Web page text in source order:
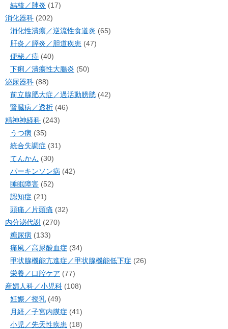
結核／肺炎 (17)
消化器科 (202)
消化性潰瘍／逆流性食道炎 (65)
肝炎／膵炎／胆道疾患 (47)
便秘／痔 (40)
下痢／潰瘍性大腸炎 (50)
泌尿器科 (88)
前立腺肥大症／過活動膀胱 (42)
腎臓病／透析 (46)
精神神経科 (243)
うつ病 (35)
統合失調症 (31)
てんかん (30)
パーキンソン病 (42)
睡眠障害 (52)
認知症 (21)
頭痛／片頭痛 (32)
内分泌代謝 (270)
糖尿病 (133)
痛風／高尿酸血症 (34)
甲状腺機能亢進症／甲状腺機能低下症 (26)
栄養／口腔ケア (77)
産婦人科／小児科 (108)
妊娠／授乳 (49)
月経／子宮内膜症 (41)
小児／先天性疾患 (18)